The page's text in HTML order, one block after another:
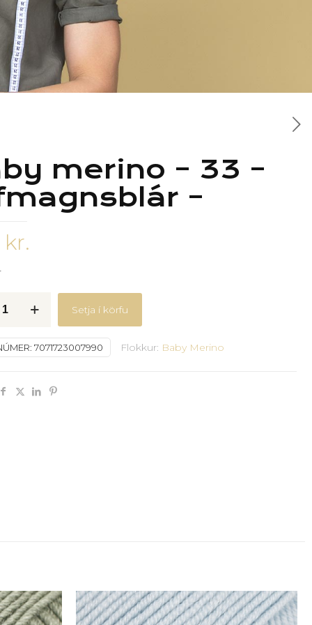
merino – 33 –
–
kr.
Setja í körfu
7071723007990 Flokkur: Baby Merino